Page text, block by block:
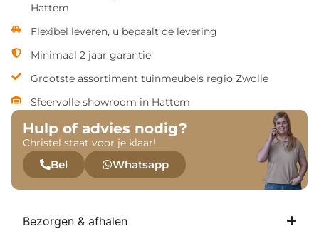
Hattem
Flexibel leveren, u bepaalt de levering
Minimaal 2 jaar garantie
Grootste assortiment tuinmeubels regio Zwolle
Sfeervolle showroom in Hattem
Hulp of advies nodig?
Christel staat voor je klaar!
Bel Whatsapp
Bezorgen & afhalen